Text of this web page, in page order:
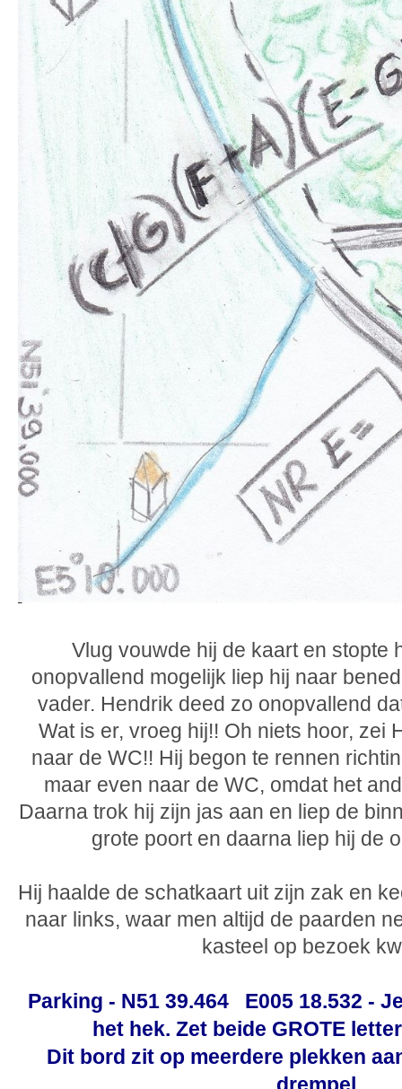
Vlug vouwde hij de kaart en stopte
onopvallend mogelijk liep hij naar
vader. Hendrik deed zo onopvallend
Wat is er, vroeg hij!! Oh niets hoor, zei
naar de WC!! Hij begon te rennen
maar even naar de WC, omdat het
Daarna trok hij zijn jas aan en liep de
grote poort en daarna liep hij de
Hij haalde de schatkaart uit zijn zak en
naar links, waar men altijd de paarden
kasteel op bezoek
Parking - N51 39.464 E005 18.532 -
het hek. Zet beide GROTE
Dit bord zit op meerdere plekken